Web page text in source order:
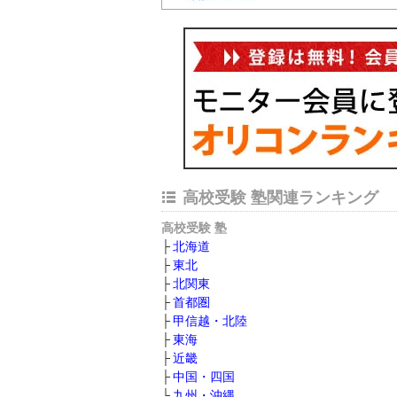
高校受験 塾関連ランキング
高校受験 塾
北海道
東北
北関東
首都圏
甲信越・北陸
東海
近畿
中国・四国